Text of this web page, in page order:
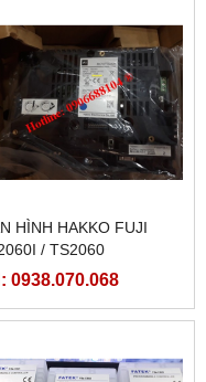
HÌNH HAKKO FUJI
/ TS2060
0938.070.068